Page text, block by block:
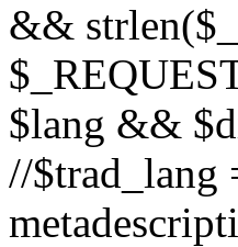
&&
$lang &&
//$trad_lang